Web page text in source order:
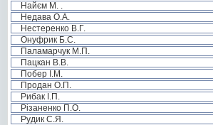
Найєм М. .
Недава О.А.
Нестеренко В.Г.
Онуфрик Б.С.
Паламарчук М.П.
Пацкан В.В.
Побер І.М.
Продан О.П.
Рибак І.П.
Різаненко П.О.
Рудик С.Я.